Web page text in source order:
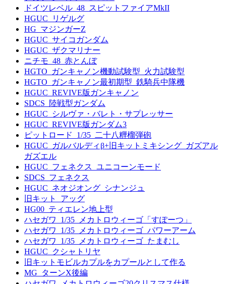
ドイツレベル_48_スピットファイアMkII
HGUC_リゲルグ
HG_マジンガーZ
HGUC_サイコガンダム
HGUC_ザクマリナー
ニチモ_48_赤とんぼ
HGTO_ガンキャノン機動試験型_火力試験型
HGTO_ガンキャノン最初期型_鉄騎兵中隊機
HGUC_REVIVE版ガンキャノン
SDCS_陸戦型ガンダム
HGUC_シルヴァ・バレト・サプレッサー
HGUC_REVIVE版ガンダム3
ピットロード_1/35_二十八糎榴弾砲
HGUC_ガルバルディβ+旧キットミキシング_ガズアル
ガズエル
HGUC_フェネクス_ユニコーンモード
SDCS_フェネクス
HGUC_ネオジオング_シナンジュ
旧キット_アッグ
HG00_ティエレン地上型
ハセガワ_1/35_メカトロウィーゴ「すぽーつ」
ハセガワ_1/35_メカトロウィーゴ_パワーアーム
ハセガワ_1/35_メカトロウィーゴ_たまむし
HGUC_クシャトリヤ
旧キットモビルカプルをカプールとして作る
MG_ターンX後編